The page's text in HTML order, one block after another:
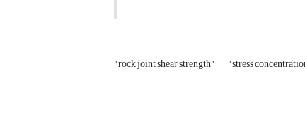
"rock joint shear strength" "stress